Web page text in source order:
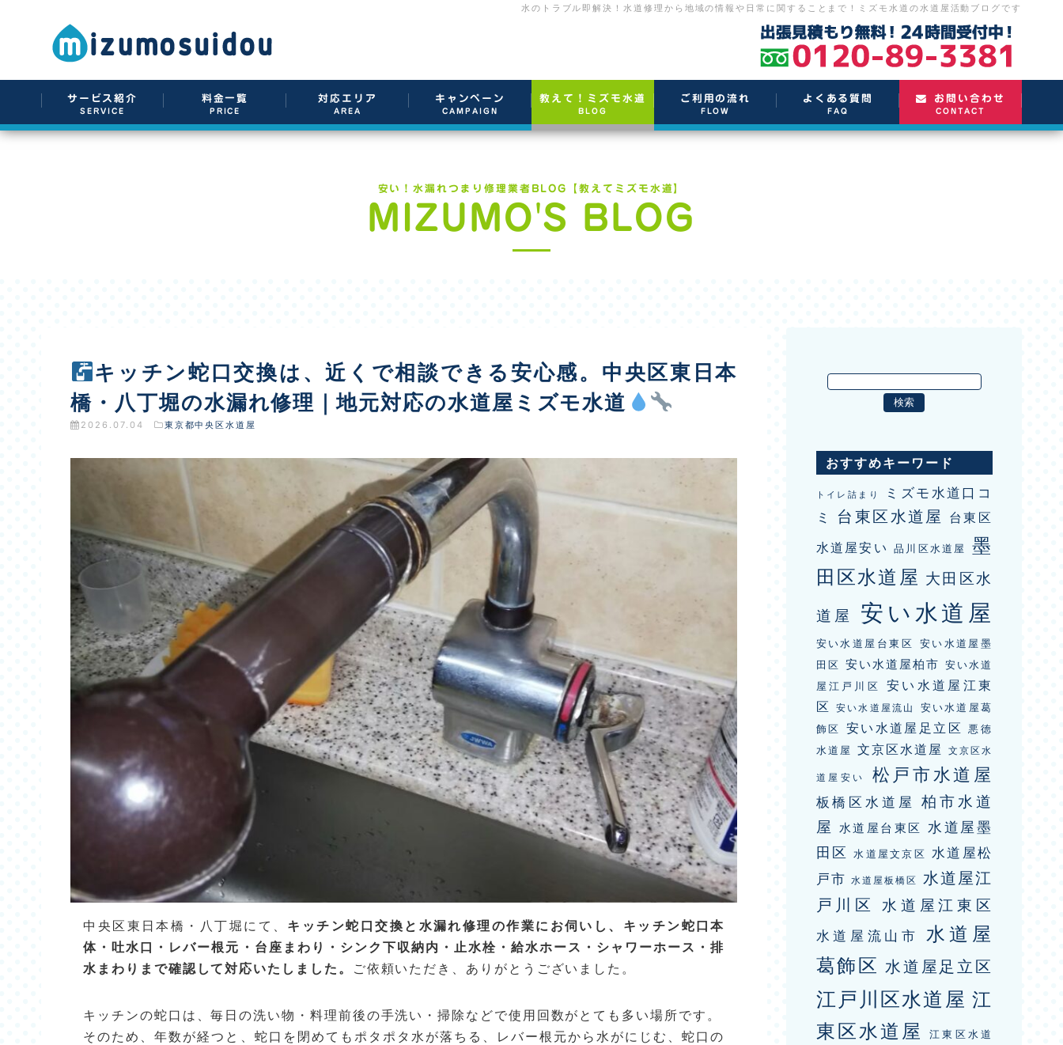
水のトラブル即解決！水道修理から地域の情報や日常に関することまで！ ミズモ水道の水道屋活動ブログです
サービス紹介
SERVICE
料金一覧
PRICE
対応エリア
AREA
キャンペーン
CAMPAIGN
教えて！ミズモ水道
BLOG
ご利用の流れ
FLOW
よくある質問
FAQ
お問い合わせ
CONTACT
安い！水漏れつまり修理業者BLOG【教えてミズモ水道】
MIZUMO'S BLOG
キッチン蛇口交換は、近くで相談できる安心感。中央区東日本
橋・八丁堀の水漏れ修理｜地元対応の水道屋ミズモ水道
2026.07.04 東京都中央区水道屋
中央区東日本橋・八丁堀にて、 キッチン蛇口交換と水漏れ修理の作業にお伺いし、キッチン蛇口本
体・吐水口・レバー根元・台座まわり・シンク下収納内・止水栓・給水ホース・シャワーホース・排
水まわりまで確認して対応いたしました。
ご依頼いただき、ありがとうございました。
キッチンの蛇口は、毎日の洗い物・料理前後の手洗い・掃除などで使用回数がとても多い場所です。
そのため、年数が経つと、蛇口を閉めてもポタポタ水が落ちる、レバー根元から水がにじむ、蛇口の
おすすめキーワード
トイレ詰まり
ミズモ水道口コ
ミ
台東区水道屋
台東区
水道屋安い
品川区水道屋
墨
田区水道屋 大田区水
道屋
安い水道屋
安い水道屋台東区
安い水道屋墨
田区 安い水道屋柏市 安い水道
屋江戸川区
安い水道屋江東
区
安い水道屋流山
安い水道屋葛
飾区
安い水道屋足立区
悪徳
水道屋
文京区水道屋 文京区水
道屋安い 松戸市水道屋
板橋区水道屋
柏市水道
屋 水道屋台東区
水道屋墨
田区
水道屋文京区
水道屋松
戸市
水道屋板橋区
水道屋江
戸川区
水道屋江東区
水道屋流山市
水道屋
葛飾区 水道屋足立区
江戸川区水道屋 江
東区水道屋
江東区水道